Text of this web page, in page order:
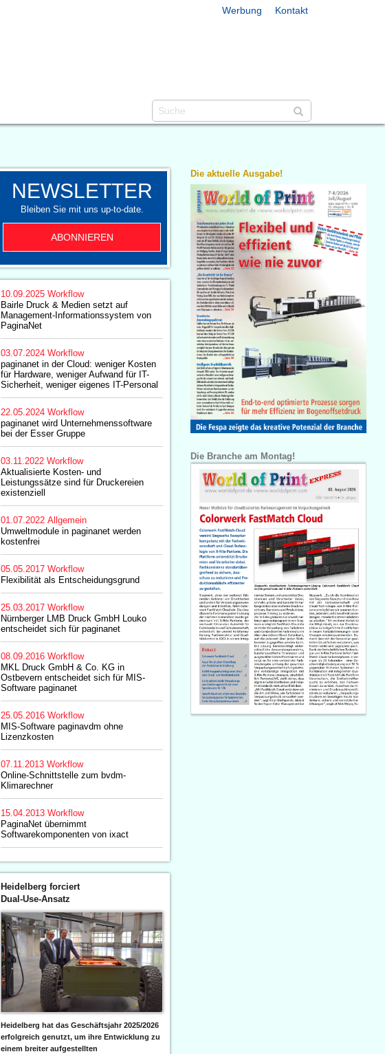
Werbung Kontakt
NEWSLETTER
Bleiben Sie mit uns up-to-date.
ABONNIEREN
10.09.2025 Workflow
Bairle Druck & Medien setzt auf
Management-Informationssystem von
PaginaNet
03.07.2024 Workflow
paginanet in der Cloud: weniger Kosten
für Hardware, weniger Aufwand für IT-
Sicherheit, weniger eigenes IT-Personal
22.05.2024 Workflow
paginanet wird Unternehmenssoftware
bei der Esser Gruppe
03.11.2022 Workflow
Aktualisierte Kosten- und
Leistungssätze sind für Druckereien
existenziell
01.07.2022 Allgemein
Umweltmodule in paginanet werden
kostenfrei
05.05.2017 Workflow
Flexibilität als Entscheidungsgrund
25.03.2017 Workflow
Nürnberger LMB Druck GmbH Louko
entscheidet sich für paginanet
08.09.2016 Workflow
MKL Druck GmbH & Co. KG in
Ostbevern entscheidet sich für MIS-
Software paginanet
25.05.2016 Workflow
MIS-Software paginavdm ohne
Lizenzkosten
07.11.2013 Workflow
Online-Schnittstelle zum bvdm-
Klimarechner
15.04.2013 Workflow
PaginaNet übernimmt
Softwarekomponenten von ixact
Heidelberg forciert
Dual-Use-Ansatz
Heidelberg hat das Geschäftsjahr 2025/2026
erfolgreich genutzt, um ihre Entwicklung zu
einem breiter aufgestellten
Die aktuelle Ausgabe!
Die Branche am Montag!